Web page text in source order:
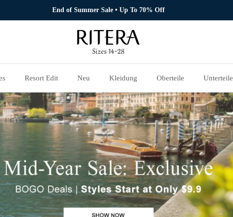
End of Summer Sale • Up To 70% Off
Resort Edit Neu Kleidung Oberteile Unterteile